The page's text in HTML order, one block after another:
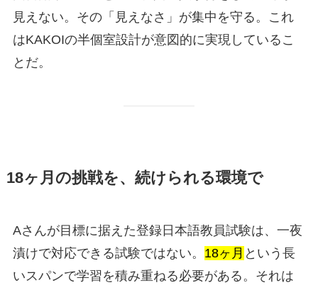
見えない。その「見えなさ」が集中を守る。これ
はKAKOIの半個室設計が意図的に実現しているこ
とだ。
18ヶ月の挑戦を、続けられる環境で
Aさんが目標に据えた登録日本語教員試験は、一夜
漬けで対応できる試験ではない。 18ヶ月 という長
いスパンで学習を積み重ねる必要がある。それは